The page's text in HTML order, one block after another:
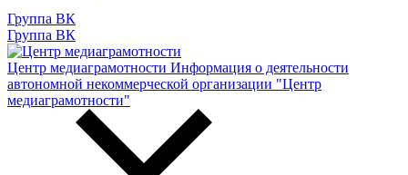
Группа ВК
Группа ВК
Центр медиаграмотности Информация о деятельности
автономной некоммерческой организации "Центр
медиаграмотности"